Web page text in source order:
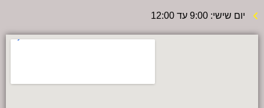
יום שישי: 9:00 עד 12:00